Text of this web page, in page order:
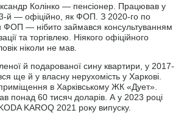
Колінко — пенсіонер. Працював у
й — офіційно, як ФОП. З 2020-го по
— нібито займався консультуванням
та торгівлею. Ніякого офіційного
ніколи не мав.
й подарованої сину квартири, у 2017-
ще й у власну нерухомість у Харкові.
в Харківському ЖК «Дует».
понад 60 тисяч доларів. А у 2023 році
KAROQ 2021 року випуску.